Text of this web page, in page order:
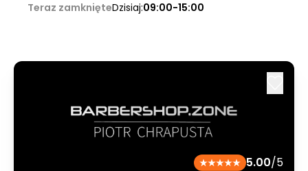
Teraz zamknięteDzisiaj:09:00-15:00
5.00/5